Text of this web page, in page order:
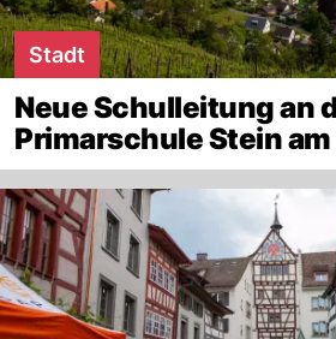
Stadt
Neue Schulleitung an
Primarschule Stein am